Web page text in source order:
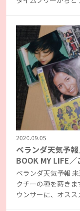
2020.09.05
ベランダ天気予
BOOK MY LIFE
ベランダ天気予報
クチーの種を蒔き
ウンサーに、オス